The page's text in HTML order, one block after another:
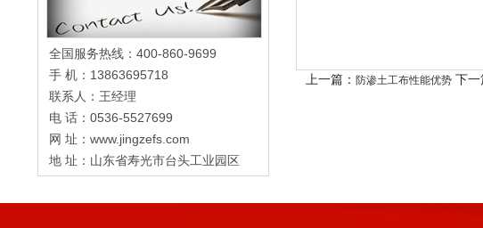
全国服务热线：400-860-9699
手 机：13863695718
联系人：王经理
电 话：0536-5527699
网 址：www.jingzefs.com
地 址：山东省寿光市台头工业园区
上一篇： 防渗土工布性能优势 下一